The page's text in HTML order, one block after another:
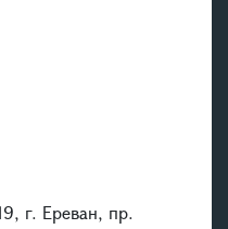
г. Ереван, пр.